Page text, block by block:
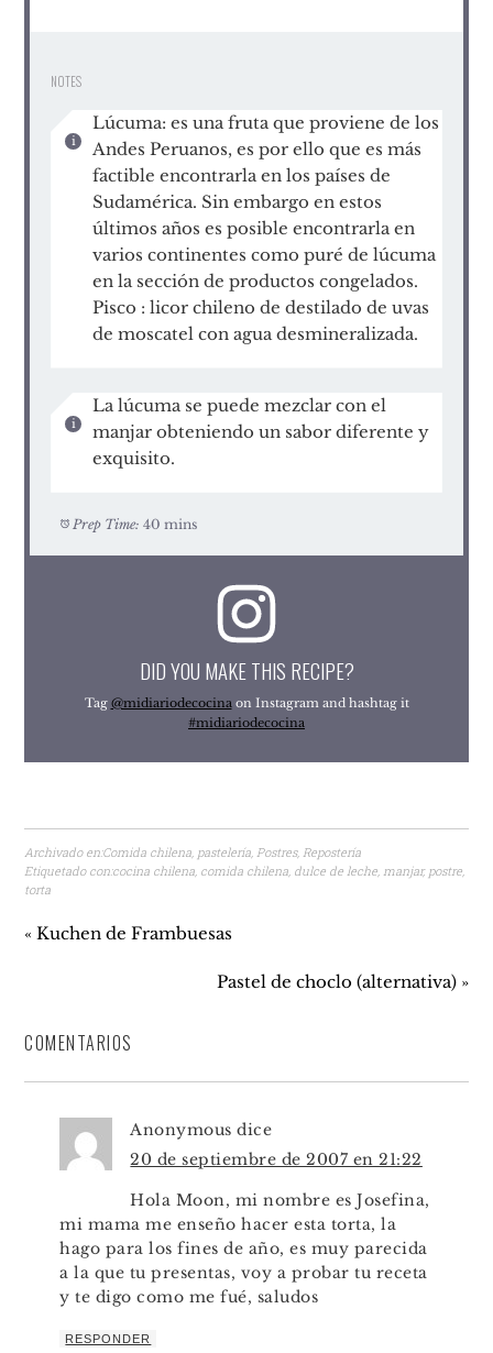
NOTES
Lúcuma: es una fruta que proviene de los
Andes Peruanos, es por ello que es más
factible encontrarla en los países de
Sudamérica. Sin embargo en estos
últimos años es posible encontrarla en
varios continentes como puré de lúcuma
en la sección de productos congelados.
Pisco : licor chileno de destilado de uvas
de moscatel con agua desmineralizada.
La lúcuma se puede mezclar con el
manjar obteniendo un sabor diferente y
exquisito.
Prep Time: 40 mins
DID YOU MAKE THIS RECIPE?
Tag @midiariodecocina on Instagram and hashtag it
#midiariodecocina
Archivado en:Comida chilena, pastelería,Postres,Repostería
Etiquetado con:cocina chilena, comida chilena, dulce de leche,manjar, postre,
torta
« Kuchen de Frambuesas
Pastel de choclo (alternativa) »
COMENTARIOS
Anonymous dice
20 de septiembre de 2007 en 21:22
Hola Moon, mi nombre es Josefina,
mi mama me enseño hacer esta torta, la
hago para los fines de año, es muy parecida
a la que tu presentas, voy a probar tu receta
y te digo como me fué, saludos
RESPONDER